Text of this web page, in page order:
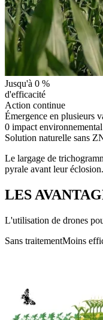
Jusqu'à 0 %
d'efficacité
Action continue
Émergence en plusieurs
0 impact environnemental
Solution naturelle sans
Le largage de
pyrale avant leur
LES
L'utilisation de drones
Sans traitementMoins